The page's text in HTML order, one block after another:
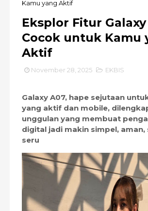
Kamu yang Aktif
Eksplor Fitur Galaxy
Cocok untuk Kamu
Aktif
November 28, 2025 EKBIS
Galaxy A07, hape sejutaan
yang aktif dan mobile,
unggulan yang membuat
digital jadi makin simpel, aman,
seru